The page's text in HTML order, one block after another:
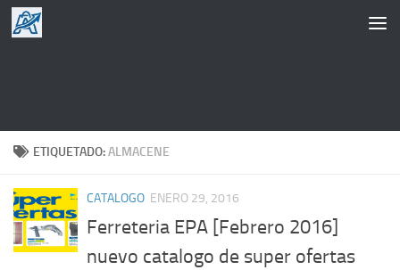
Saltar al contenido
ETIQUETADO:ALMACENE
CATALOGO ENERO 29, 2016
Ferreteria EPA [Febrero 2016]
nuevo catalogo de super ofertas